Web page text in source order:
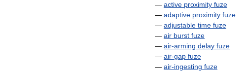
— active proximity fuze
— adaptive proximity fuze
— adjustable time fuze
— air burst fuze
— air-arming delay fuze
— air-gap fuze
— air-ingesting fuze